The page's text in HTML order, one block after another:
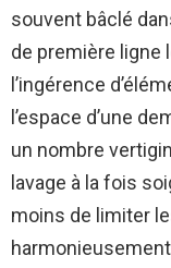
souvent bâclé
de première ligne
l’ingérence
l’espace d’une
un nombre
lavage à la fois
moins de limiter